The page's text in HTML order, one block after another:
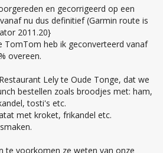
en gecorrigeerd op een
nu dus definitief (Garmin route is
2011.20}
TomTom heb ik geconverteerd vanaf
overeen.
Lely te Oude Tonge, dat we
bestellen zoals broodjes met: ham,
tosti's etc.
met kroket, frikandel etc.
te voorkomen ze weten van onze